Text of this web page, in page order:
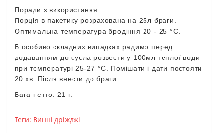
Поради з використання:
Порція в пакетику розрахована на 25л браги
Оптимальна температура бродіння 20 - 25 °С
В особиво складних випадках радимо перед
додаванням до сусла розвести у 100мл теплої води
при температурі 25-27 °С Помішати і дати постояти
20хв Після внести до браги
Вага нетто: 21 г.
Теги: Винні дріжджі